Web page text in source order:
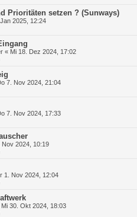
Prioritäten setzen ? (Sunways)
2025, 12:24
« Mi 18. Dez 2024, 17:02
7. Nov 2024, 21:04
7. Nov 2024, 17:33
Nov 2024, 10:19
1. Nov 2024, 12:04
Mi 30. Okt 2024, 18:03